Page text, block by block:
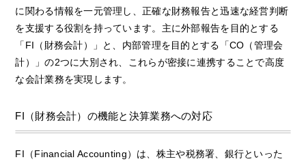
に関わる情報を一元管理し、正確な財務報告と迅速な経営判断
を支援する役割を持っています。主に外部報告を目的とする
「FI（財務会計）」と、内部管理を目的とする「CO（管理会
計）」の2つに大別され、これらが密接に連携することで高度
な会計業務を実現します。
FI（財務会計）の機能と決算業務への対応
FI（Financial Accounting）は、株主や税務署、銀行といった